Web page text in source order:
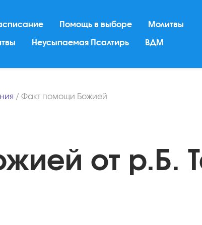
Помощь в выборе Молитвы
Неусыпаемая Псалтирь ВДМ
/ Факт помощи Божией
от р.Б.